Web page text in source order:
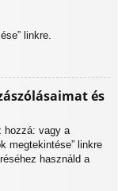
linkre.
és
hozzá: vagy a
megtekintése” linkre
használd a